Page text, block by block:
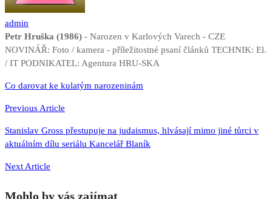
admin
Petr Hruška (1986) - Narozen v Karlových Varech - CZE
NOVINÁŘ: Foto / kamera - příležitostné psaní článků TECHNIK: El.
/ IT PODNIKATEL: Agentura HRU-SKA
Navigace
pro
Co darovat ke kulatým narozeninám
Previous Article
Stanislav Gross přestupuje na judaismus, hlvásají mimo jiné tůrci v
aktuálním dílu seriálu Kancelář Blaník
Next Article
Mohlo by vás zajímat